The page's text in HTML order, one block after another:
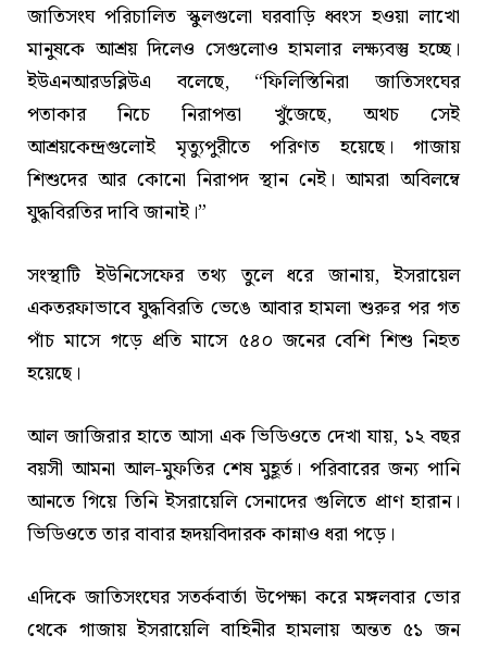
জাতিসংঘ পরিচালিত স্কুলগুলো ঘরবাড়ি ধ্বংস হওয়া লাখো
মানুষকে আশ্রয় দিলেও সেগুলোও হামলার লক্ষ্যবস্তু হচ্ছে।
ইউএনআরডব্লিউএ বলেছে, “ফিলিস্তিনিরা জাতিসংঘের
পতাকার নিচে নিরাপত্তা খুঁজেছে, অথচ সেই
আশ্রয়কেন্দ্রগুলোই মৃত্যুপুরীতে পরিণত হয়েছে। গাজায়
শিশুদের আর কোনো নিরাপদ স্থান নেই। আমরা অবিলম্বে
যুদ্ধবিরতির দাবি জানাই।”
সংস্থাটি ইউনিসেফের তথ্য তুলে ধরে জানায়, ইসরায়েল
একতরফাভাবে যুদ্ধবিরতি ভেঙে আবার হামলা শুরুর পর গত
পাঁচ মাসে গড়ে প্রতি মাসে ৫৪০ জনের বেশি শিশু নিহত
হয়েছে।
আল জাজিরার হাতে আসা এক ভিডিওতে দেখা যায়, ১২ বছর
বয়সী আমনা আল-মুফতির শেষ মুহূর্ত। পরিবারের জন্য পানি
আনতে গিয়ে তিনি ইসরায়েলি সেনাদের গুলিতে প্রাণ হারান।
ভিডিওতে তার বাবার হৃদয়বিদারক কান্নাও ধরা পড়ে।
এদিকে জাতিসংঘের সতর্কবার্তা উপেক্ষা করে মঙ্গলবার ভোর
থেকে গাজায় ইসরায়েলি বাহিনীর হামলায় অন্তত ৫১ জন